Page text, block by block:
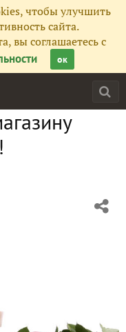
чтобы улучшить
сайта.
вы соглашаетесь с
ок